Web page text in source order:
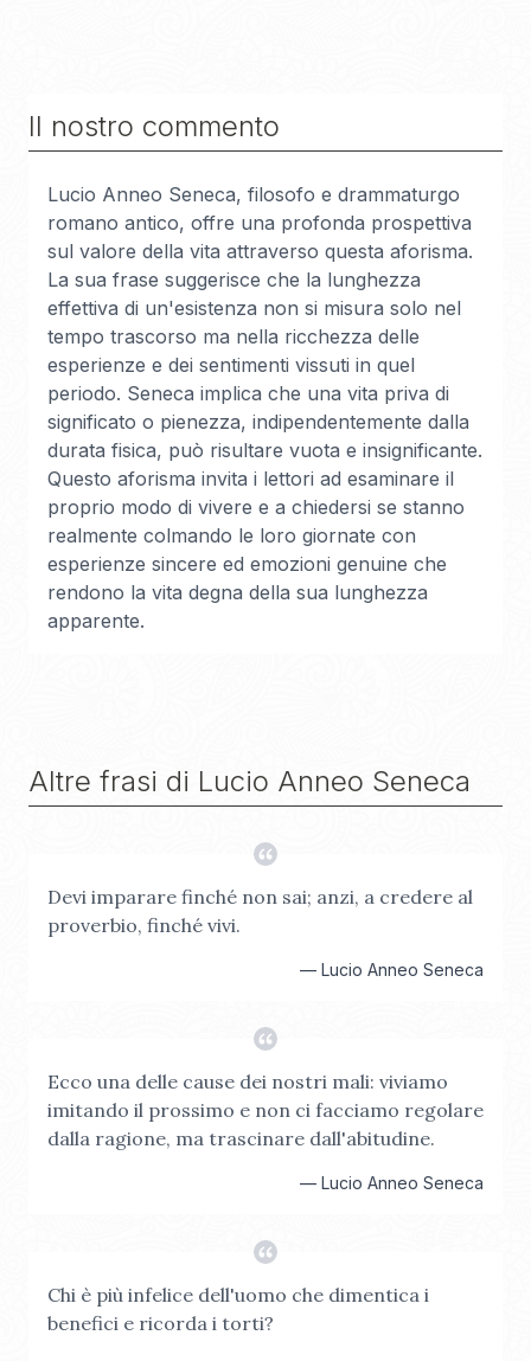
Il nostro commento
Lucio Anneo Seneca, filosofo e drammaturgo
romano antico, offre una profonda prospettiva
sul valore della vita attraverso questa aforisma.
La sua frase suggerisce che la lunghezza
effettiva di un'esistenza non si misura solo nel
tempo trascorso ma nella ricchezza delle
esperienze e dei sentimenti vissuti in quel
periodo. Seneca implica che una vita priva di
significato o pienezza, indipendentemente dalla
durata fisica, può risultare vuota e insignificante.
Questo aforisma invita i lettori ad esaminare il
proprio modo di vivere e a chiedersi se stanno
realmente colmando le loro giornate con
esperienze sincere ed emozioni genuine che
rendono la vita degna della sua lunghezza
apparente.
Altre frasi di Lucio Anneo Seneca
Devi imparare finché non sai; anzi, a credere al
proverbio, finché vivi.
— Lucio Anneo Seneca
Ecco una delle cause dei nostri mali: viviamo
imitando il prossimo e non ci facciamo regolare
dalla ragione, ma trascinare dall'abitudine.
— Lucio Anneo Seneca
Chi è più infelice dell'uomo che dimentica i
benefici e ricorda i torti?